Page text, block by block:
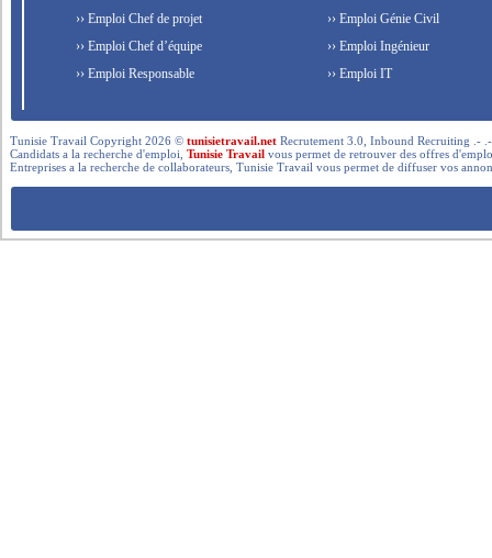
›› Emploi Chef de projet
›› Emploi Chef d’équipe
›› Emploi Responsable
›› Emploi Génie Civil
›› Emploi Ingénieur
›› Emploi IT
Tunisie Travail Copyright 2026 ©tunisietravail.net Recrutement 3.0, Inbound Recruiting .-
Candidats a la recherche d'emploi,Tunisie Travail vous permet de retrouver des offres
Entreprises a la recherche de collaborateurs, Tunisie Travail vous permet de diffuser vos